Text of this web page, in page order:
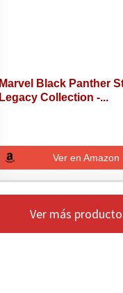
Marvel Black Panther
Legacy Collection -...
Ver en Amazon
Ver más